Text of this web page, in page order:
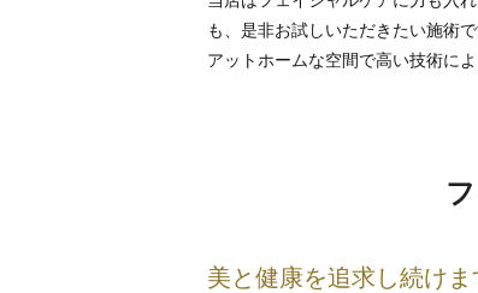
も、是非お試しいただきたい施術で
アットホームな空間で高い技術に
美と健康を追求し続けま